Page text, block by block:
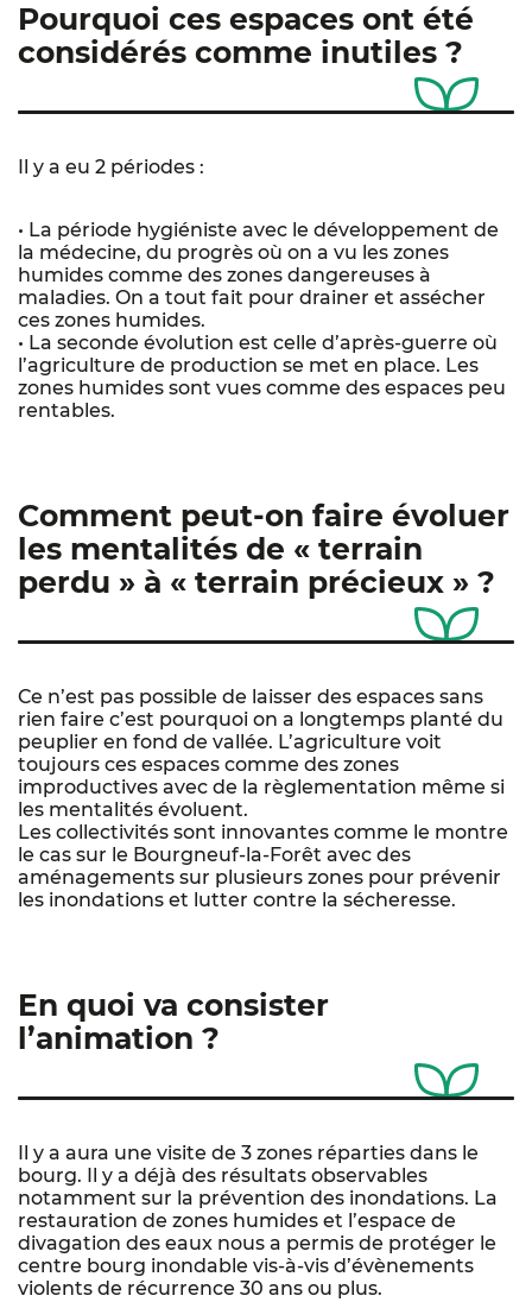
Pourquoi ces espaces ont été
considérés comme inutiles ?
Il y a eu 2 périodes :
• La période hygiéniste avec le développement de
la médecine, du progrès où on a vu les zones
humides comme des zones dangereuses à
maladies. On a tout fait pour drainer et assécher
ces zones humides.
• La seconde évolution est celle d’après-guerre où
l’agriculture de production se met en place. Les
zones humides sont vues comme des espaces peu
rentables.
Comment peut-on faire évoluer
les mentalités de « terrain
perdu » à « terrain précieux » ?
Ce n’est pas possible de laisser des espaces sans
rien faire c’est pourquoi on a longtemps planté du
peuplier en fond de vallée. L’agriculture voit
toujours ces espaces comme des zones
improductives avec de la règlementation même si
les mentalités évoluent.
Les collectivités sont innovantes comme le montre
le cas sur le Bourgneuf-la-Forêt avec des
aménagements sur plusieurs zones pour prévenir
les inondations et lutter contre la sécheresse.
En quoi va consister
l’animation ?
Il y a aura une visite de 3 zones réparties dans le
bourg. Il y a déjà des résultats observables
notamment sur la prévention des inondations. La
restauration de zones humides et l’espace de
divagation des eaux nous a permis de protéger le
centre bourg inondable vis-à-vis d’évènements
violents de récurrence 30 ans ou plus.